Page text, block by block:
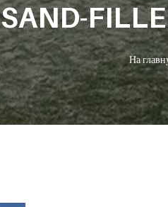
SAND-
На